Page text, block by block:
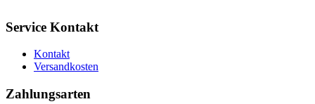
Service Kontakt
Kontakt
Versandkosten
Zahlungsarten